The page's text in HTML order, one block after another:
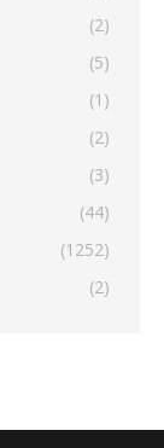
(2)
(5)
(1)
(2)
(3)
(44)
(1252)
(2)